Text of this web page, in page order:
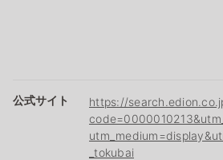
公式サイト
https://
_tokubai